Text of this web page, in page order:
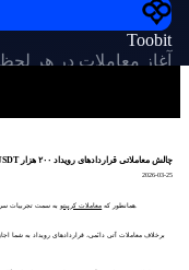
Toobit
آغاز معاملات در هر
چالش معاملاتی قراردادهای رویداد ۲۰۰ هزار USDT در Toobit پیش‌بینی‌های شما را به پاداش تبدیل می‌کند
2026-03-25
همانطور که معاملات کریپتوبه سمت تجربیات
برخلاف معاملات آتی دائمی، قراردادهای رویداد به شما